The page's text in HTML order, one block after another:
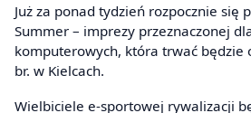
Już za ponad tydzień rozpocznie się
Summer – imprezy przeznaczonej
komputerowych, która trwać będzie
br. w Kielcach.
Wielbiciele e-sportowej rywalizacji